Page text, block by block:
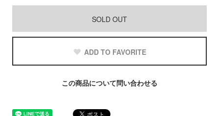
SOLD OUT
ADD TO FAVORITE
この商品について問い合わせる